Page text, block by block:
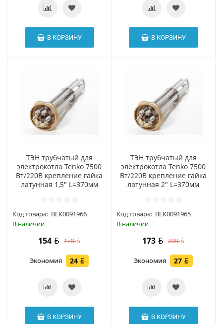
В КОРЗИНУ В КОРЗИНУ
ТЭН трубчатый для
электрокотла Tenko 7500
Вт/220В крепление гайка
латунная 1,5" L=370мм
Код товара: BLK0091966
В наличии
154 178
Экономия 24
В КОРЗИНУ
ТЭН трубчатый для
электрокотла Tenko 7500
Вт/220В крепление гайка
латунная 2" L=370мм
Код товара: BLK0091965
В наличии
173 200
Экономия 27
В КОРЗИНУ